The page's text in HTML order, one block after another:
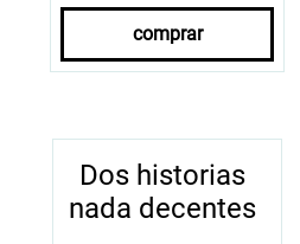
comprar
Dos historias
nada decentes